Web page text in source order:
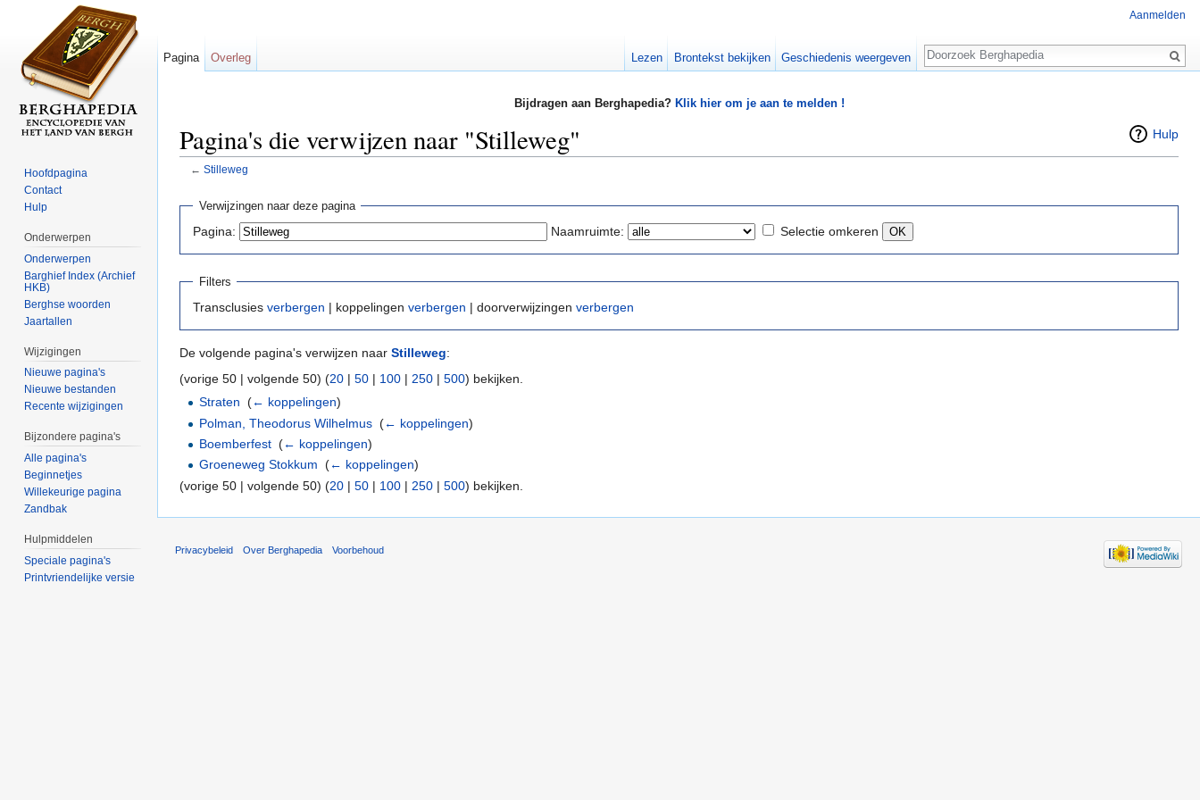
Bijdragen aan Berghapedia? Klik hier om je aan te melden !
Hulp
Pagina's die verwijzen naar "Stilleweg"
← Stilleweg
Verwijzingen naar deze pagina
Pagina: Naamruimte: Selectie omkeren
Filters
Transclusies verbergen | koppelingen verbergen | doorverwijzingen verbergen
De volgende pagina's verwijzen naar Stilleweg:
(vorige 50 | volgende 50) (20 | 50 | 100 | 250 | 500) bekijken.
Straten ‎(← koppelingen)
Polman, Theodorus Wilhelmus ‎(← koppelingen)
Boemberfest ‎(← koppelingen)
Groeneweg Stokkum ‎(← koppelingen)
(vorige 50 | volgende 50) (20 | 50 | 100 | 250 | 500) bekijken.
Aanmelden
Pagina Overleg Lezen Brontekst bekijken Geschiedenis weergeven
Zoeken
Hoofdpagina
Contact
Hulp
Onderwerpen
Onderwerpen
Barghief Index (Archief
HKB)
Berghse woorden
Jaartallen
Wijzigingen
Nieuwe pagina's
Nieuwe bestanden
Recente wijzigingen
Bijzondere pagina's
Alle pagina's
Beginnetjes
Willekeurige pagina
Zandbak
Hulpmiddelen
Speciale pagina's
Printvriendelijke versie
Privacybeleid Over Berghapedia Voorbehoud